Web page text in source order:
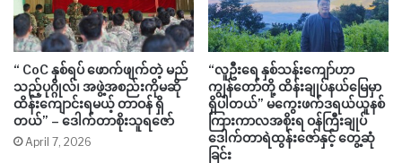
“ CoC နှစ်ရပ် ဖောက်ဖျက်တဲ့ မည်
သည့်ပုဂ္ဂိုလ်၊ အဖွဲ့အစည်းကိုမဆို
ထိန်းကျောင်းရမယ့် တာဝန် ရှိ
တယ်” – ဒေါက်တာစိုးသူရဇော်
April 7, 2026
“လူဦးရေ နှစ်သန်းကျော်ဟာ
ကျွန်တော်တို့ ထိန်းချုပ်နယ်မြေမှာ
ရှိပါတယ်” မကွေးဖက်ဒရယ်ယူနစ်
ကြားကာလအစိုးရ ဝန်ကြီးချုပ်
ဒေါက်တာရဲထွန်းဇော်နှင့် တွေ့ဆုံ
ခြင်း